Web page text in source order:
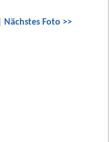
Nächstes Foto >>